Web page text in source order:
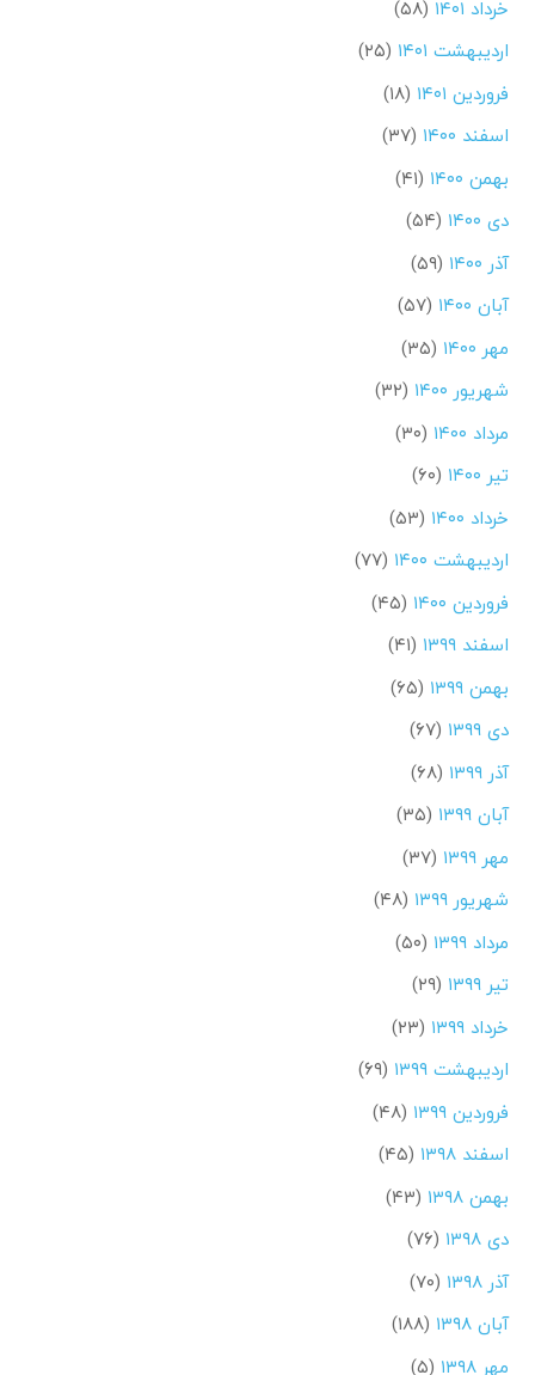
خرداد ۱۴۰۱
(۵۸)
اردیبهشت ۱۴۰۱
(۲۵)
فروردین ۱۴۰۱
(۱۸)
اسفند ۱۴۰۰
(۳۷)
بهمن ۱۴۰۰
(۴۱)
دی ۱۴۰۰
(۵۴)
آذر ۱۴۰۰
(۵۹)
آبان ۱۴۰۰
(۵۷)
مهر ۱۴۰۰
(۳۵)
شهریور ۱۴۰۰
(۳۲)
مرداد ۱۴۰۰
(۳۰)
تیر ۱۴۰۰
(۶۰)
خرداد ۱۴۰۰
(۵۳)
اردیبهشت ۱۴۰۰
(۷۷)
فروردین ۱۴۰۰
(۴۵)
اسفند ۱۳۹۹
(۴۱)
بهمن ۱۳۹۹
(۶۵)
دی ۱۳۹۹
(۶۷)
آذر ۱۳۹۹
(۶۸)
آبان ۱۳۹۹
(۳۵)
مهر ۱۳۹۹
(۳۷)
شهریور ۱۳۹۹
(۴۸)
مرداد ۱۳۹۹
(۵۰)
تیر ۱۳۹۹
(۲۹)
خرداد ۱۳۹۹
(۲۳)
اردیبهشت ۱۳۹۹
(۶۹)
فروردین ۱۳۹۹
(۴۸)
اسفند ۱۳۹۸
(۴۵)
بهمن ۱۳۹۸
(۴۳)
دی ۱۳۹۸
(۷۶)
آذر ۱۳۹۸
(۷۰)
آبان ۱۳۹۸
(۱۸۸)
مهر ۱۳۹۸
(۵)